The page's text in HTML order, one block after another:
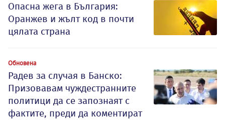
Опасна жега в България:
Оранжев и жълт код в почти
цялата страна
Обновена
Радев за случая в Банско:
Призовавам чуждестранните
политици да се запознаят с
фактите, преди да коментират